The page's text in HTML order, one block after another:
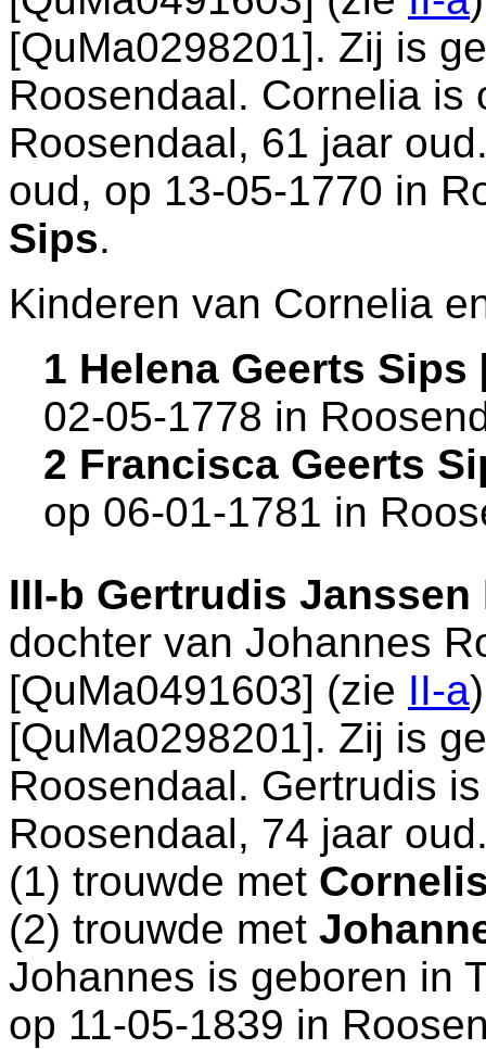
[QuMa0298201]. Zij is
Roosendaal. Cornelia is
Roosendaal, 61 jaar
oud, op 13-05-1770 in
Sips.
Kinderen van Cornelia
1 Helena Geerts Sips
02-05-1778 in
2 Francisca Geerts
op 06-01-1781 in
III-b Gertrudis Janssen
dochter van Johannes
[QuMa0491603] (zie II-a
[QuMa0298201]. Zij is
Roosendaal. Gertrudis
Roosendaal, 74 jaar
(1) trouwde met
(2) trouwde met
Johannes is geboren in
op 11-05-1839 in